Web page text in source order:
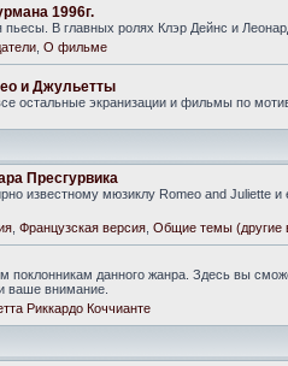
1996г.
пьесы. В главных ролях Клэр Дейнс и
О фильме
и Джульетты
остальные экранизации и фильмы по
Пресгурвика
известному мюзиклу Romeo and Juliette и
Французская версия Общие темы (другие
поклонникам данного жанра. Здесь вы
ваше внимание.
Риккардо Коччианте